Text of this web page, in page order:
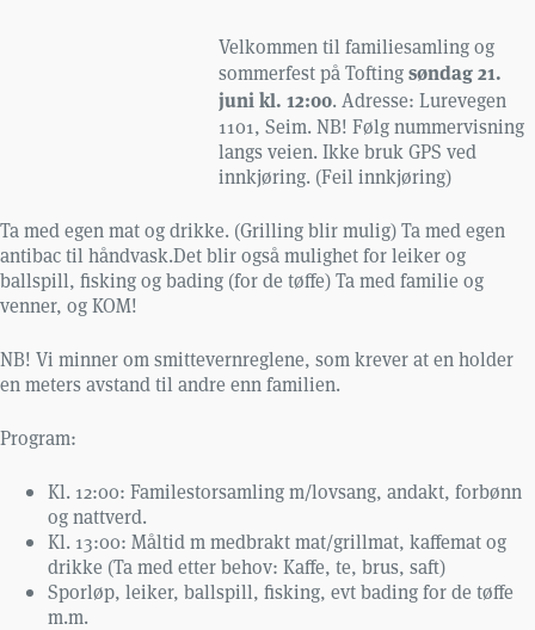
Velkommen til familiesamling og
sommerfest på Toftingsøndag 21.
juni kl. 12:00. Adresse: Lurevegen
1101, Seim. NB! Følg nummervisning
langs veien. Ikke bruk GPS ved
innkjøring. (Feil innkjøring)
Ta med egen mat og drikke. (Grilling blir mulig) Ta med egen
antibac til håndvask.Det blir også mulighet for leiker og
ballspill, fisking og bading (for de tøffe) Ta med familie og
venner, og KOM!
NB! Vi minner om smittevernreglene, som krever at en holder
en meters avstand til andre enn familien.
Program:
Kl. 12:00: Familestorsamling m/lovsang, andakt, forbønn
og nattverd.
Kl. 13:00: Måltid m medbrakt mat/grillmat, kaffemat og
drikke (Ta med etter behov: Kaffe, te, brus, saft)
Sporløp, leiker, ballspill, fisking, evt bading for de tøffe
m.m.